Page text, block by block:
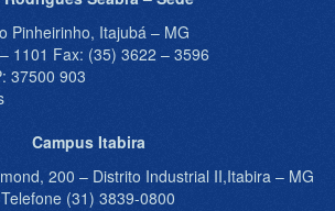
Pinheirinho, Itajubá – MG
1101 Fax: (35) 3622 – 3596
37500 903
Campus Itabira
200 – Distrito Industrial II,Itabira – MG
Telefone (31) 3839-0800